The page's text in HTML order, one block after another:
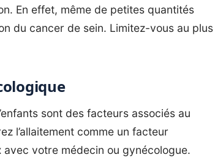
En effet, même de petites quantités
du cancer de sein. Limitez-vous au plus
sont des facteurs associés au
l’allaitement comme un facteur
votre médecin ou gynécologue.